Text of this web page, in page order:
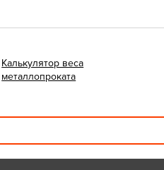
Калькулятор веса
металлопроката